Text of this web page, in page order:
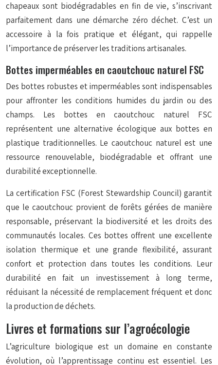
chapeaux sont biodégradables en fin de vie, s’inscrivant
parfaitement dans une démarche zéro déchet. C’est un
accessoire à la fois pratique et élégant, qui rappelle
l’importance de préserver les traditions artisanales.
Bottes imperméables en caoutchouc naturel FSC
Des bottes robustes et imperméables sont indispensables
pour affronter les conditions humides du jardin ou des
champs. Les bottes en caoutchouc naturel FSC
représentent une alternative écologique aux bottes en
plastique traditionnelles. Le caoutchouc naturel est une
ressource renouvelable, biodégradable et offrant une
durabilité exceptionnelle.
La certification FSC (Forest Stewardship Council) garantit
que le caoutchouc provient de forêts gérées de manière
responsable, préservant la biodiversité et les droits des
communautés locales. Ces bottes offrent une excellente
isolation thermique et une grande flexibilité, assurant
confort et protection dans toutes les conditions. Leur
durabilité en fait un investissement à long terme,
réduisant la nécessité de remplacement fréquent et donc
la production de déchets.
Livres et formations sur l’agroécologie
L’agriculture biologique est un domaine en constante
évolution, où l’apprentissage continu est essentiel. Les